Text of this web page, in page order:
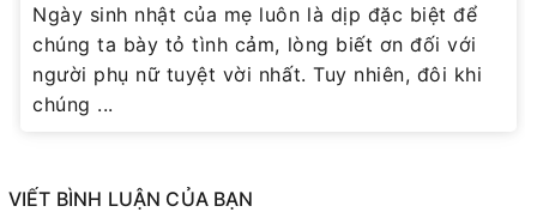
Ngày sinh nhật của mẹ luôn là dịp đặc biệt để
chúng ta bày tỏ tình cảm, lòng biết ơn đối với
người phụ nữ tuyệt vời nhất. Tuy nhiên, đôi khi
chúng ...
VIẾT BÌNH LUẬN CỦA BẠN